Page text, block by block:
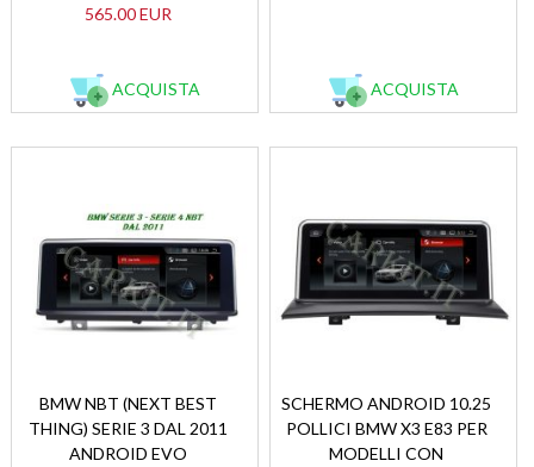
565.00 EUR
ACQUISTA ACQUISTA
BMW NBT (NEXT BEST
THING) SERIE 3 DAL 2011
ANDROID EVO
SCHERMO ANDROID 10.25
POLLICI BMW X3 E83 PER
MODELLI CON